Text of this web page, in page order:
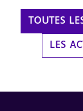
TOUTES
LES